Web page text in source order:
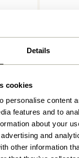
Details
cookies
personalise content
features and to
about your
and
other information
Sphere